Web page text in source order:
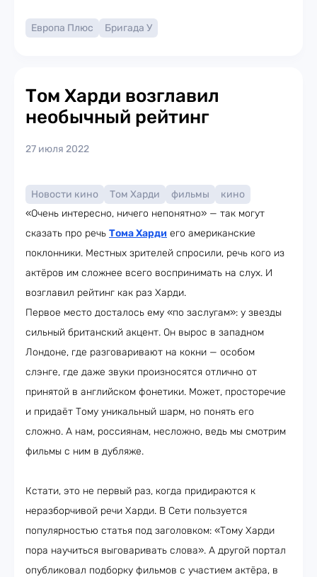
Европа Плюс Бригада У
Том Харди возглавил
необычный рейтинг
27 июля 2022
Новости кино Том Харди фильмы
кино
«Очень интересно, ничего непонятно» — так могут
сказать про речь Тома Харди его американские
поклонники. Местных зрителей спросили, речь кого из
актёров им сложнее всего воспринимать на слух. И
возглавил рейтинг как раз Харди.
Первое место досталось ему «по заслугам»: у звезды
сильный британский акцент. Он вырос в западном
Лондоне, где разговаривают на кокни — особом
слэнге, где даже звуки произносятся отлично от
принятой в английском фонетики. Может, просторечие
и придаёт Тому уникальный шарм, но понять его
сложно. А нам, россиянам, несложно, ведь мы смотрим
фильмы с ним в дубляже.
Кстати, это не первый раз, когда придираются к
неразборчивой речи Харди. В Сети пользуется
популярностью статья под заголовком: «Тому Харди
пора научиться выговаривать слова». А другой портал
опубликовал подборку фильмов с участием актёра, в